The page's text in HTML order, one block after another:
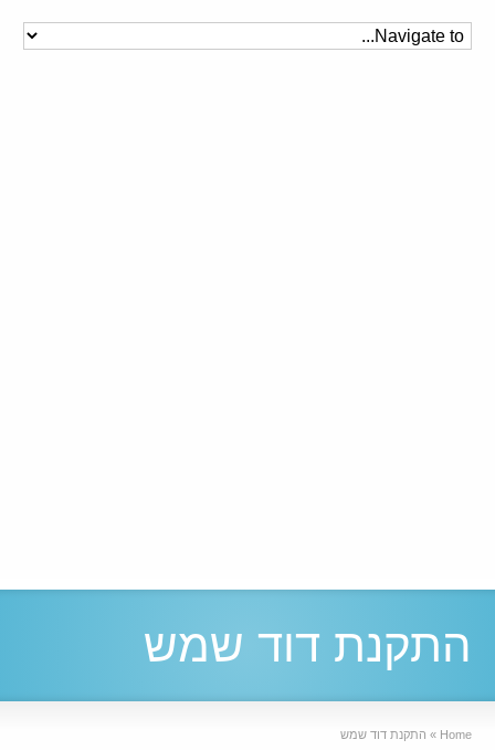
התקנת דוד שמש
Home
» התקנת דוד שמש